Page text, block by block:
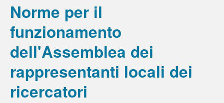
Norme per il
funzionamento
dell'Assemblea dei
rappresentanti locali dei
ricercatori